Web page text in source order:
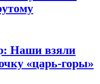
Наши взяли
«царь-горы»